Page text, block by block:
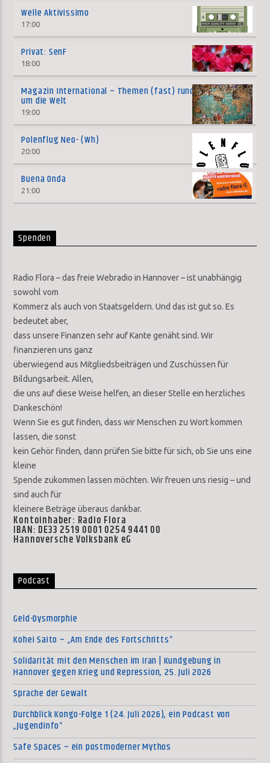
Welle Aktivissimo
17:00
Privat: SenF
18:00
Magazin International – Themen (fast) rund
um die Welt
19:00
Polenflug Neo- (Wh)
20:00
Buena Onda
21:00
Spenden
Radio Flora – das freie Webradio in Hannover – ist unabhängig
sowohl vom
Kommerz als auch von Staatsgeldern. Und das ist gut so. Es
bedeutet aber,
dass unsere Finanzen sehr auf Kante genäht sind. Wir
finanzieren uns ganz
überwiegend aus Mitgliedsbeiträgen und Zuschüssen für
Bildungsarbeit. Allen,
die uns auf diese Weise helfen, an dieser Stelle ein herzliches
Dankeschön!
Wenn Sie es gut finden, dass wir Menschen zu Wort kommen
lassen, die sonst
kein Gehör finden, dann prüfen Sie bitte für sich, ob Sie uns eine
kleine
Spende zukommen lassen möchten. Wir freuen uns riesig – und
sind auch für
kleinere Beträge überaus dankbar.
Kontoinhaber: Radio Flora
IBAN: DE33 2519 0001 0254 9441 00
Hannoversche Volksbank eG
Podcast
Geld-Dysmorphie
Kohei Saito – „Am Ende des Fortschritts“
Solidarität mit den Menschen im Iran | Kundgebung in
Hannover gegen Krieg und Repression, 25. Juli 2026
Sprache der Gewalt
Durchblick Kongo-Folge 1 (24. Juli 2026), ein Podcast von
„Jugendinfo“
Safe Spaces – ein postmoderner Mythos